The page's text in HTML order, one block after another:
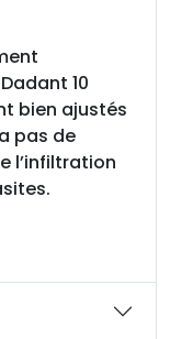
10
bien ajustés
pas de
l’infiltration